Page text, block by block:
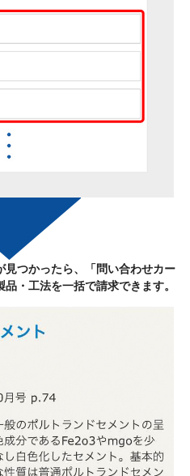
つかったら、
「問い合わせカー
・工法を一括で請求できます。